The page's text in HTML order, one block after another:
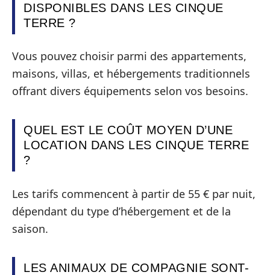
DISPONIBLES DANS LES CINQUE
TERRE ?
Vous pouvez choisir parmi des appartements,
maisons, villas, et hébergements traditionnels
offrant divers équipements selon vos besoins.
QUEL EST LE COÛT MOYEN D’UNE
LOCATION DANS LES CINQUE TERRE
?
Les tarifs commencent à partir de 55 € par nuit,
dépendant du type d’hébergement et de la
saison.
LES ANIMAUX DE COMPAGNIE SONT-